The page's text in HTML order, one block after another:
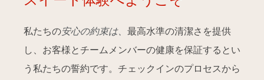
私たちの安心の約束は、 最高水準の清潔さを提供
し、お客様とチームメンバーの健康を保証するとい
う私たちの誓約です。チェックインのプロセスから